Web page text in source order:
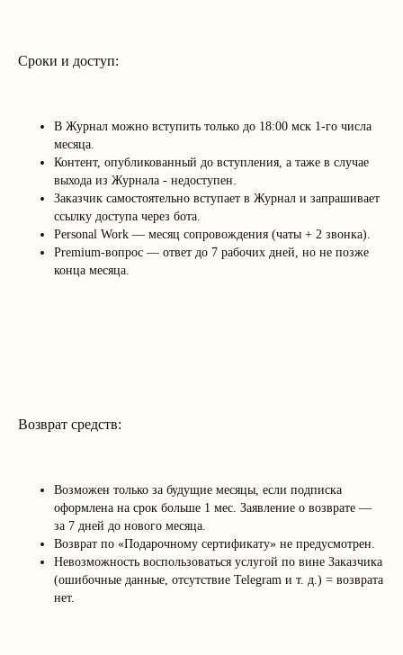
Сроки и доступ:
В Журнал можно вступить только до 18:00 мск 1-го числа
месяца.
Контент, опубликованный до вступления, а таже в случае
выхода из Журнала - недоступен.
Заказчик самостоятельно вступает в Журнал и запрашивает
ссылку доступа через бота.
Personal Work — месяц сопровождения (чаты + 2 звонка).
Premium-вопрос — ответ до 7 рабочих дней, но не позже
конца месяца.
Возврат средств:
Возможен только за будущие месяцы, если подписка
оформлена на срок больше 1 мес. Заявление о возврате —
за 7 дней до нового месяца.
Возврат по «Подарочному сертификату» не предусмотрен.
Невозможность воспользоваться услугой по вине Заказчика
(ошибочные данные, отсутствие Telegram и т. д.) = возврата
нет.